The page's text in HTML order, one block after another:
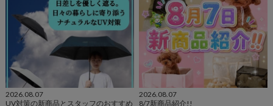
2026.08.07
UV対策の新商品とスタッフのおすすめ
2026.08.07
8/7新商品紹介!!